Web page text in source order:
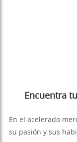
Encuentra
En el acelerado
su pasión y sus